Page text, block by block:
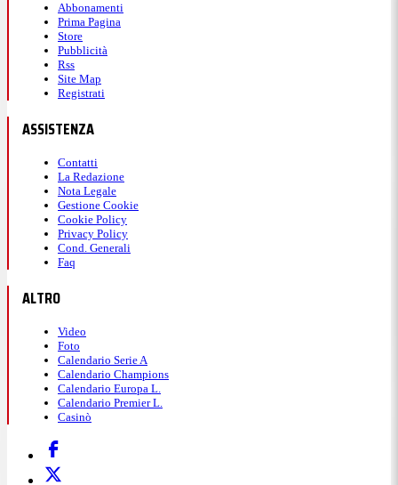
Abbonamenti
Prima Pagina
Store
Pubblicità
Rss
Site Map
Registrati
ASSISTENZA
Contatti
La Redazione
Nota Legale
Gestione Cookie
Cookie Policy
Privacy Policy
Cond. Generali
Faq
ALTRO
Video
Foto
Calendario Serie A
Calendario Champions
Calendario Europa L.
Calendario Premier L.
Casinò